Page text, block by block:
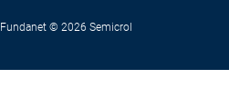
Fundanet © 2026 Semicrol